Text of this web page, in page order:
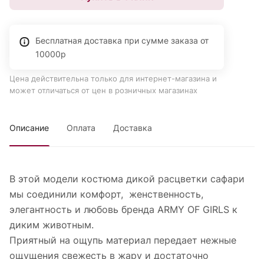
Бесплатная доставка при сумме заказа от
10000р
Цена действительна только для интернет-магазина и
может отличаться от цен в розничных магазинах
Описание Оплата Доставка
В этой модели костюма дикой расцветки сафари
мы соединили комфорт, женственность,
элегантность и любовь бренда ARMY OF GIRLS к
диким животным.
Приятный на ощупь материал передает нежные
ощущения свежесть в жару и достаточно